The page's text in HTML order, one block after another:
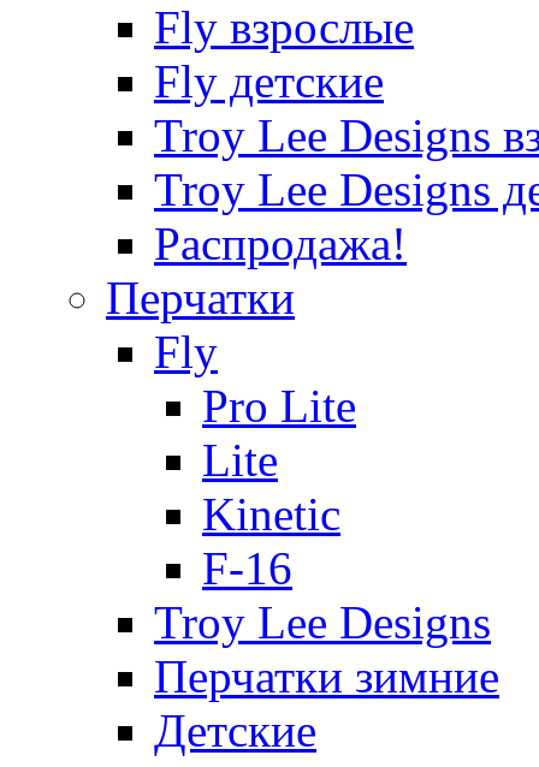
Fly взрослые
Fly детские
Troy Lee Designs
Troy Lee Designs
Распродажа!
Перчатки
Fly
Pro Lite
Lite
Kinetic
F-16
Troy Lee Designs
Перчатки зимние
Детские